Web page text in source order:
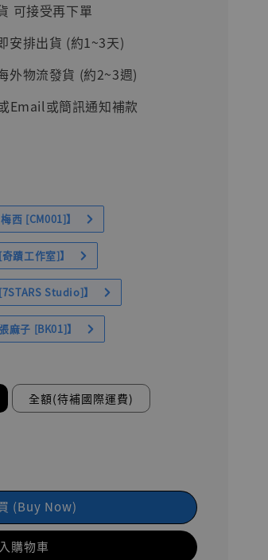
可接受再下單
安排出貨 (約1~3天)
外物流發貨 (約2~3週)
Email或簡訊通知補款
西 [CM001]】
蹟工作室]】
Studio]】
麻子 [BK01]】
全額(待補國際運費)
(Buy Now)
購物車